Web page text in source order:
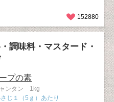
152880
調味料・マスタード・
プの素
ンタン 1kg
じ１（5ｇ）あたり